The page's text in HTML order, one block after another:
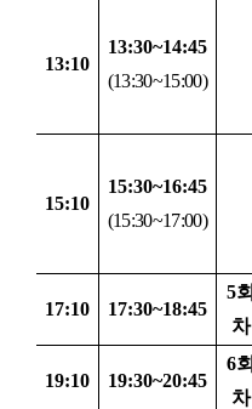
13:10
13:30~14:45
(13:30~15:00)
15:10
15:30~16:45
(15:30~17:00)
17:10 17:30~18:45
5회
차
19:10 19:30~20:45
6회
차